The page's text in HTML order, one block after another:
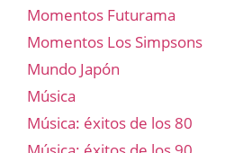
Momentos Futurama
Momentos Los Simpsons
Mundo Japón
Música
Música: éxitos de los 80